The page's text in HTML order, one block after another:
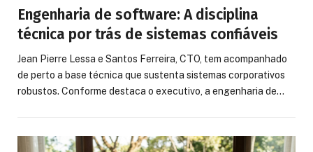
Engenharia de software: A disciplina
técnica por trás de sistemas confiáveis
Jean Pierre Lessa e Santos Ferreira, CTO, tem acompanhado
de perto a base técnica que sustenta sistemas corporativos
robustos. Conforme destaca o executivo, a engenharia de…